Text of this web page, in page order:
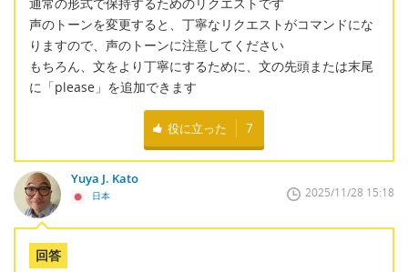
声のトーンを変更すると、丁寧なリクエストがコマンドにな
りますので、声のトーンに注意してください
もちろん、文をより丁寧にするために、文の先頭または末尾
に「please」を追加できます
役に立った 7
Yuya J. Kato
日本 2025/11/28 15:18
回答